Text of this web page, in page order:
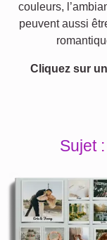
couleurs,
peuvent aussi
Cliquez sur
Sujet